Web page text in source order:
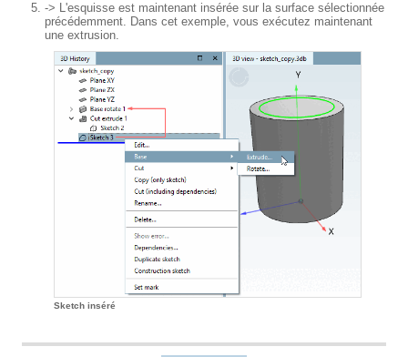
-> L'esquisse est maintenant insérée sur la surface sélectionnée
précédemment. Dans cet exemple, vous exécutez maintenant
une extrusion.
Sketch inséré